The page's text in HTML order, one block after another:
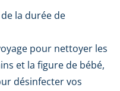
la durée de
pour nettoyer les
et la figure de bébé,
désinfecter vos